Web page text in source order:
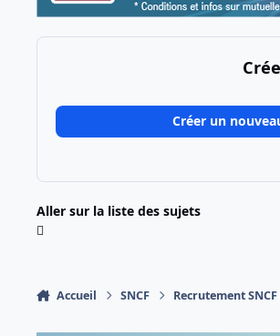
Créer un
Aller sur la liste des sujets
Accueil SNCF Recrutement